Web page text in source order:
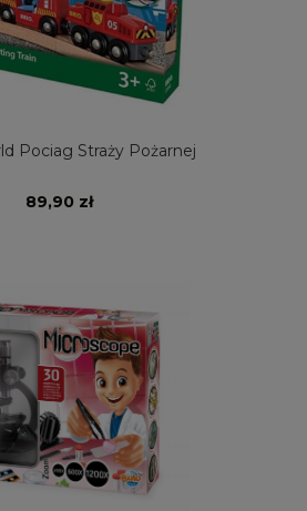
Pociag Straży Pożarnej
89,90 zł